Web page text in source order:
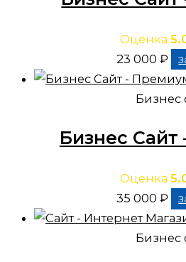
Оценка
23 000₽
Бизнес
Бизнес
Оценка
35 000₽
Бизнес